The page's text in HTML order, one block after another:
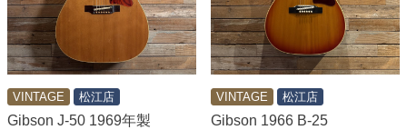
VINTAGE 松江店
Gibson J-50 1969年製
VINTAGE 松江店
Gibson 1966 B-25